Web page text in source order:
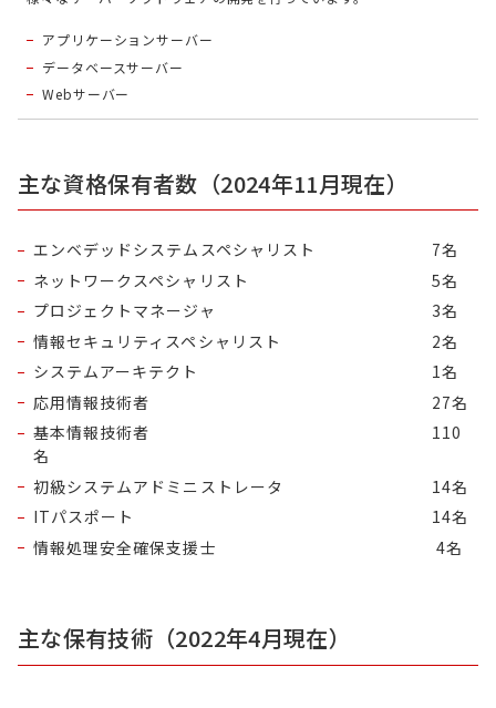
アプリケーションサーバー
データベースサーバー
Webサーバー
主な資格保有者数（2024年11月現在）
エンベデッドシステムスペシャリスト
7名
ネットワークスペシャリスト
5名
プロジェクトマネージャ
3名
情報セキュリティスペシャリスト
2名
システムアーキテクト
1名
応用情報技術者
27名
基本情報技術者
110
名
初級システムアドミニストレータ
14名
ITパスポート
14名
情報処理安全確保支援士
4名
主な保有技術（2022年4月現在）